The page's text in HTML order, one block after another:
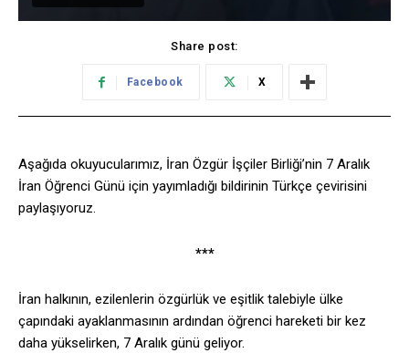
Share post:
Facebook X
Aşağıda okuyucularımız, İran Özgür İşçiler Birliği’nin 7 Aralık
İran Öğrenci Günü için yayımladığı bildirinin Türkçe çevirisini
paylaşıyoruz.
***
İran halkının, ezilenlerin özgürlük ve eşitlik talebiyle ülke
çapındaki ayaklanmasının ardından öğrenci hareketi bir kez
daha yükselirken, 7 Aralık günü geliyor.